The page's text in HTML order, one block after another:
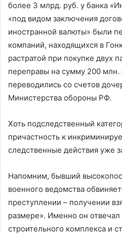
более 3 млрд. руб. у банка
«под видом заключения
иностранной валюты» были
компаний, находящихся в
растратой при покупке двух
переправы на сумму 200
переводились со счетов
Министерства обороны РФ.
Хоть подследственный
причастность к
следственные действия уже
Напомним, бывший
военного ведомства
преступлении – получении
размере». Именно он отвечал
строительного комплекса и